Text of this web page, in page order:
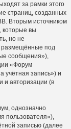
за рамки этого
страниц, созданных
Вторым источником
вы
но не
размещённые под
сообщения»),
«Форум
учётная запись») и
и авторизации (в
однозначно
пользователя»),
записью (далее